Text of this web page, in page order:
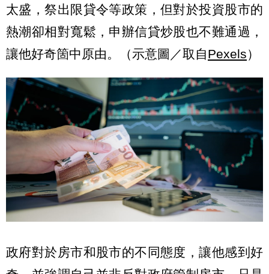
太盛，祭出限貸令等政策，但對於投資股市的
熱潮卻相對寬鬆，申辦信貸炒股也不難通過，
讓他好奇箇中原由。（示意圖／取自Pexels）
政府對於房市和股市的不同態度，讓他感到好